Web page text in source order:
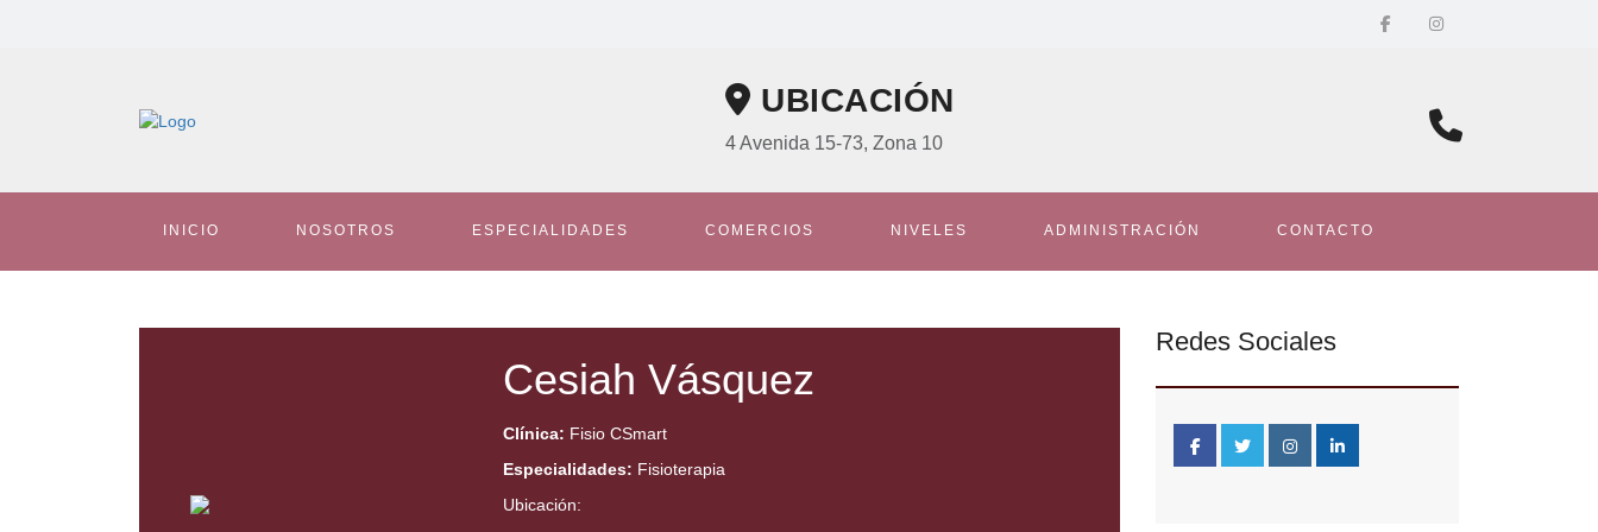
UBICACIÓN
4 Avenida 15-73, Zona 10
INICIO NOSOTROS ESPECIALIDADES COMERCIOS NIVELES ADMINISTRACIÓN CONTACTO
Cesiah Vásquez
Clínica: Fisio CSmart
Especialidades: Fisioterapia
Ubicación:
Redes Sociales